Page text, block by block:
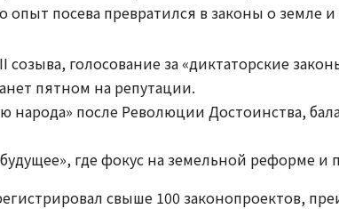
опыт посева превратился в законы о земле и
созыва, голосование за «диктаторские
пятном на репутации.
народа» после Революции Достоинства,
будущее», где фокус на земельной реформе
свыше 100 законопроектов,